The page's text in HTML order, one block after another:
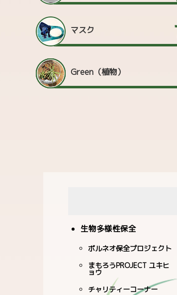
マスク
Green（植物）
生物多様性保全
ボルネオ保全プロジェクト
まもろうPROJECT ユキヒ
ョウ
チャリティーコーナー